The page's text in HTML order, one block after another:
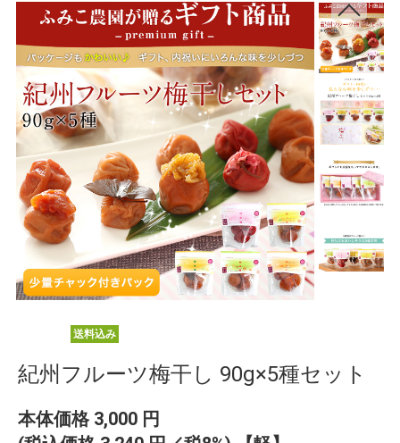
送料込み
紀州フルーツ梅干し 90g×5種セット
本体価格 3,000 円